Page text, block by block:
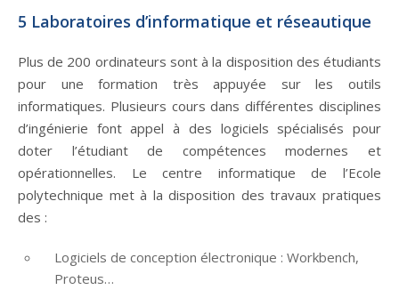
5 Laboratoires d’informatique et réseautique
Plus de 200 ordinateurs sont à la disposition des étudiants
pour une formation très appuyée sur les outils
informatiques. Plusieurs cours dans différentes disciplines
d’ingénierie font appel à des logiciels spécialisés pour
doter l’étudiant de compétences modernes et
opérationnelles. Le centre informatique de l’Ecole
polytechnique met à la disposition des travaux pratiques
des :
Logiciels de conception électronique : Workbench,
Proteus…